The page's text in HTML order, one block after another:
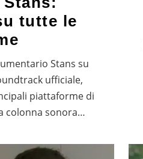
tutte le
Stans su
ufficiale,
piattaforme di
colonna sonora…